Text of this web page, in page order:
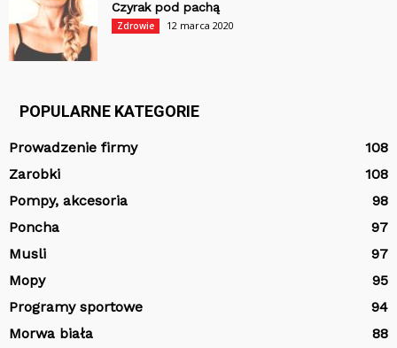
Czyrak pod pachą
Zdrowie 12 marca 2020
POPULARNE KATEGORIE
Prowadzenie firmy
108
Zarobki
108
Pompy, akcesoria
98
Poncha
97
Musli
97
Mopy
95
Programy sportowe
94
Morwa biała
88